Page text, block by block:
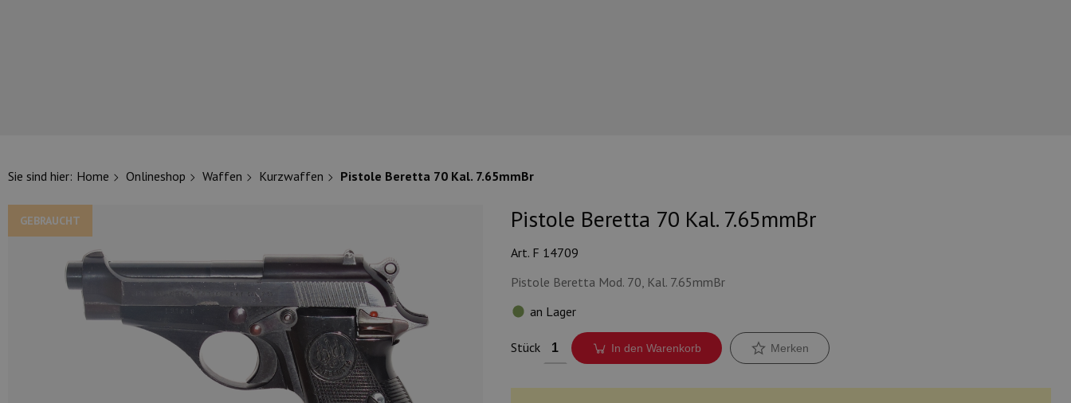
Sie sind hier: Home Onlineshop Waffen Kurzwaffen Pistole Beretta 70 Kal. 7.65mmBr
GEBRAUCHT Pistole Beretta 70 Kal. 7.65mmBr
Art. F 14709
Pistole Beretta Mod. 70, Kal. 7.65mmBr
an Lager
Stück In den Warenkorb Merken